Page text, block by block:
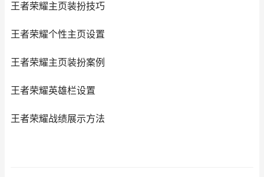
王者荣耀主页装扮技巧
王者荣耀个性主页设置
王者荣耀主页装扮案例
王者荣耀英雄栏设置
王者荣耀战绩展示方法